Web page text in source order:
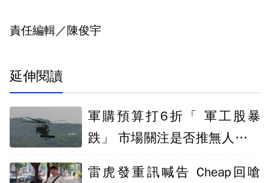
責任編輯／陳俊宇
延伸閱讀
軍購預算打6折「 軍工股暴
跌」 市場關注是否推無人機特
雷虎發重訊喊告 Cheap回嗆